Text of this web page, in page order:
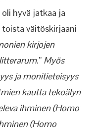
hyvä jatkaa ja
väitöskirjaani
kirjojen
.” Myös
ja monitieteisyys
kautta tekoälyn
ihminen (Homo
(Homo